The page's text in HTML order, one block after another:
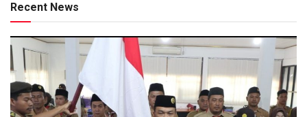
Recent News